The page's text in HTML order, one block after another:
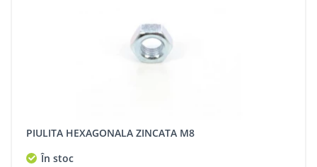
PIULITA HEXAGONALA ZINCATA M8
În stoc